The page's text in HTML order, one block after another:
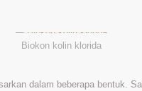
Biokon kolin klorida
dalam beberapa bentuk.